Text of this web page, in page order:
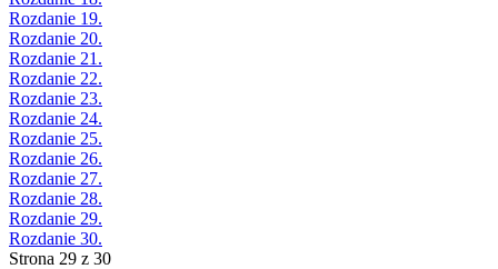
Rozdanie 19.
Rozdanie 20.
Rozdanie 21.
Rozdanie 22.
Rozdanie 23.
Rozdanie 24.
Rozdanie 25.
Rozdanie 26.
Rozdanie 27.
Rozdanie 28.
Rozdanie 29.
Rozdanie 30.
Strona 29 z 30